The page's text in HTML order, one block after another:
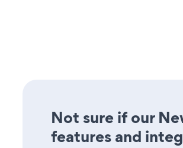
Not sure if our
features and